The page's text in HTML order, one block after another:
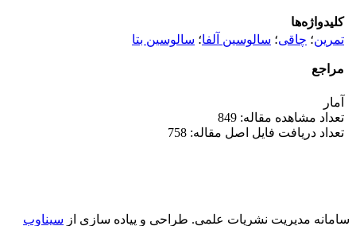
کلیدواژه‌ها
تمرین؛ چاقی؛ سالوسین آلفا؛ سالوسین بتا
مراجع
آمار
تعداد مشاهده مقاله: 849
تعداد دریافت فایل اصل مقاله: 758
سامانه مدیریت نشریات علمی. طراحی و پیاده سازی از سیناوب